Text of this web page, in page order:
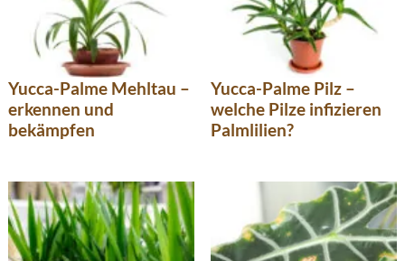
Yucca-Palme Mehltau –
erkennen und
bekämpfen
Yucca-Palme Pilz –
welche Pilze infizieren
Palmlilien?